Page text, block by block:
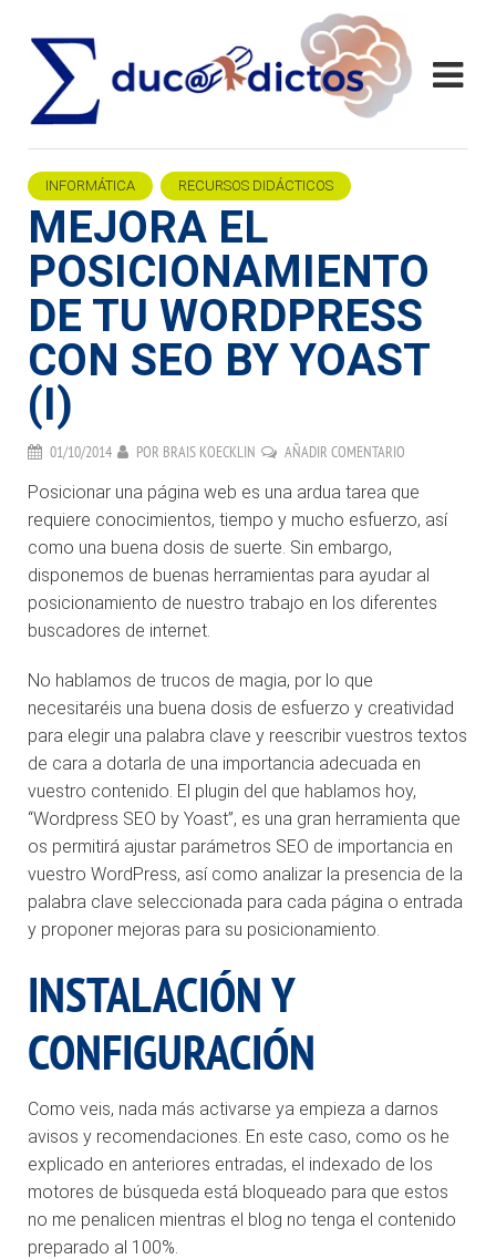
INFORMÁTICA RECURSOS DIDÁCTICOS
MEJORA EL
POSICIONAMIENTO
DE TU WORDPRESS
CON SEO BY YOAST
(I)
01/10/2014 POR BRAIS KOECKLIN AÑADIR COMENTARIO
Posicionar una página web es una ardua tarea que
requiere conocimientos, tiempo y mucho esfuerzo, así
como una buena dosis de suerte. Sin embargo,
disponemos de buenas herramientas para ayudar al
posicionamiento de nuestro trabajo en los diferentes
buscadores de internet.
No hablamos de trucos de magia, por lo que
necesitaréis una buena dosis de esfuerzo y creatividad
para elegir una palabra clave y reescribir vuestros textos
de cara a dotarla de una importancia adecuada en
vuestro contenido. El plugin del que hablamos hoy,
“Wordpress SEO by Yoast”, es una gran herramienta que
os permitirá ajustar parámetros SEO de importancia en
vuestro WordPress, así como analizar la presencia de la
palabra clave seleccionada para cada página o entrada
y proponer mejoras para su posicionamiento.
INSTALACIÓN Y
CONFIGURACIÓN
Como veis, nada más activarse ya empieza a darnos
avisos y recomendaciones. En este caso, como os he
explicado en anteriores entradas, el indexado de los
motores de búsqueda está bloqueado para que estos
no me penalicen mientras el blog no tenga el contenido
preparado al 100%.